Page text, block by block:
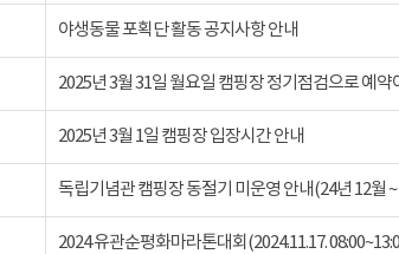
야생동물 포획단 활동 공지사항 안내
2025년 3월 31일 월요일 캠핑장 정기점검으로 예
2025년 3월 1일 캠핑장 입장시간 안내
독립기념관 캠핑장 동절기 미운영 안내(24년 12월
2024 유관순평화마라톤대회(2024.11.17.